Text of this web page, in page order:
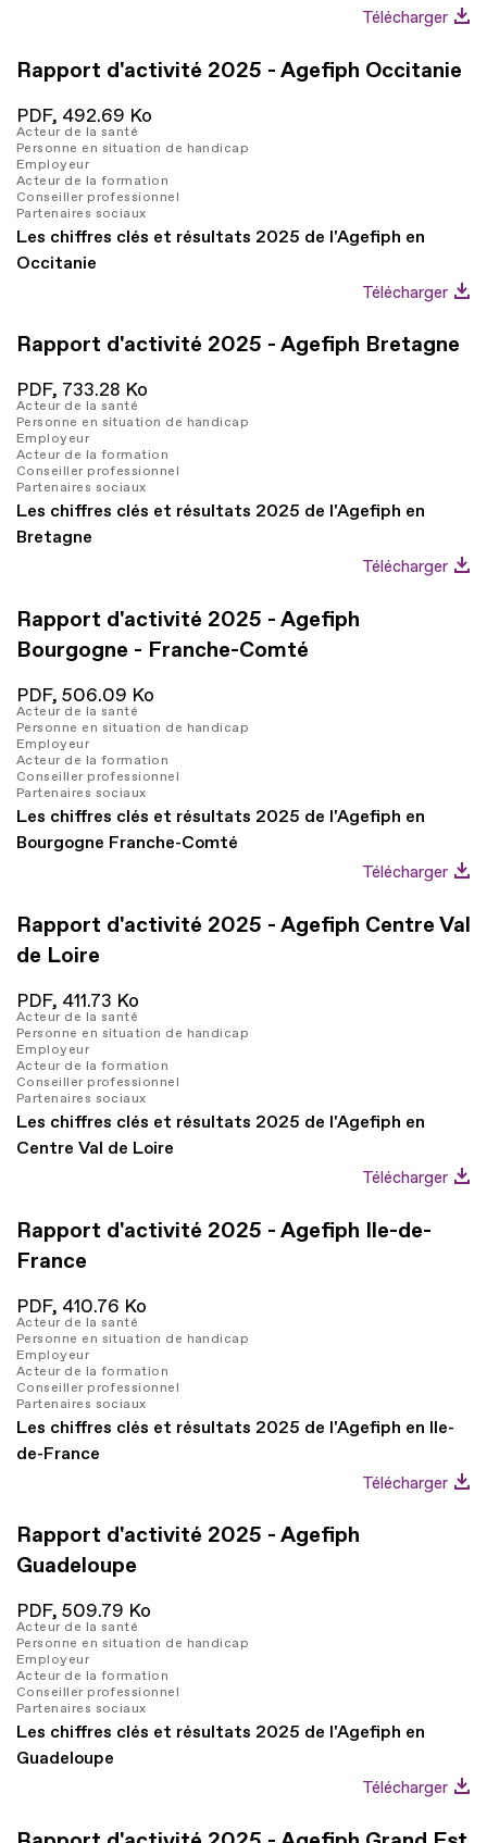
Télécharger
Rapport d'activité 2025 - Agefiph Occitanie
PDF, 492.69 Ko
Acteur de la santé
Personne en situation de handicap
Employeur
Acteur de la formation
Conseiller professionnel
Partenaires sociaux
Les chiffres clés et résultats 2025 de l'Agefiph en
Occitanie
Télécharger
Rapport d'activité 2025 - Agefiph Bretagne
PDF, 733.28 Ko
Acteur de la santé
Personne en situation de handicap
Employeur
Acteur de la formation
Conseiller professionnel
Partenaires sociaux
Les chiffres clés et résultats 2025 de l'Agefiph en
Bretagne
Télécharger
Rapport d'activité 2025 - Agefiph
Bourgogne - Franche-Comté
PDF, 506.09 Ko
Acteur de la santé
Personne en situation de handicap
Employeur
Acteur de la formation
Conseiller professionnel
Partenaires sociaux
Les chiffres clés et résultats 2025 de l'Agefiph en
Bourgogne Franche-Comté
Télécharger
Rapport d'activité 2025 - Agefiph Centre Val
de Loire
PDF, 411.73 Ko
Acteur de la santé
Personne en situation de handicap
Employeur
Acteur de la formation
Conseiller professionnel
Partenaires sociaux
Les chiffres clés et résultats 2025 de l'Agefiph en
Centre Val de Loire
Télécharger
Rapport d'activité 2025 - Agefiph Ile-de-
France
PDF, 410.76 Ko
Acteur de la santé
Personne en situation de handicap
Employeur
Acteur de la formation
Conseiller professionnel
Partenaires sociaux
Les chiffres clés et résultats 2025 de l'Agefiph en Ile-
de-France
Télécharger
Rapport d'activité 2025 - Agefiph
Guadeloupe
PDF, 509.79 Ko
Acteur de la santé
Personne en situation de handicap
Employeur
Acteur de la formation
Conseiller professionnel
Partenaires sociaux
Les chiffres clés et résultats 2025 de l'Agefiph en
Guadeloupe
Télécharger